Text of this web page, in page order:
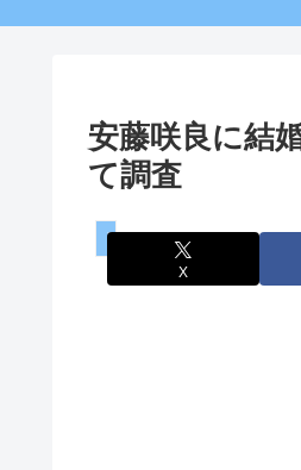
安藤咲良に結
て調査
アナウンサー
X